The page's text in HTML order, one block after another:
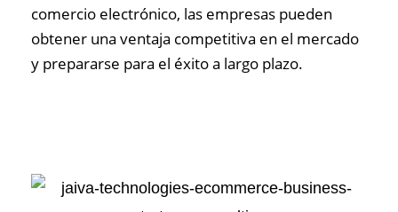
comercio electrónico, las empresas pueden
obtener una ventaja competitiva en el mercado
y prepararse para el éxito a largo plazo.